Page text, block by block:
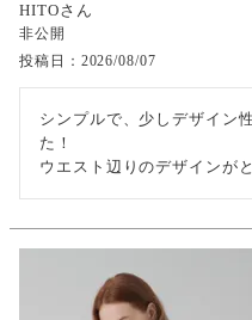
HITO
非公開
投稿日
2026/08/07
シンプルで、少しデザイン
た！
ウエスト辺りのデザインが